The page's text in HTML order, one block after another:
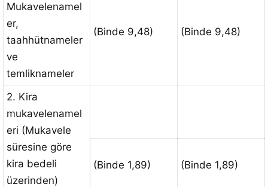
Mukavelenamel
er,
taahhütnameler
ve
temliknameler
(Binde 9,48) (Binde 9,48)
2. Kira
mukavelenamel
eri (Mukavele
süresine göre
kira bedeli
üzerinden)
(Binde 1,89) (Binde 1,89)